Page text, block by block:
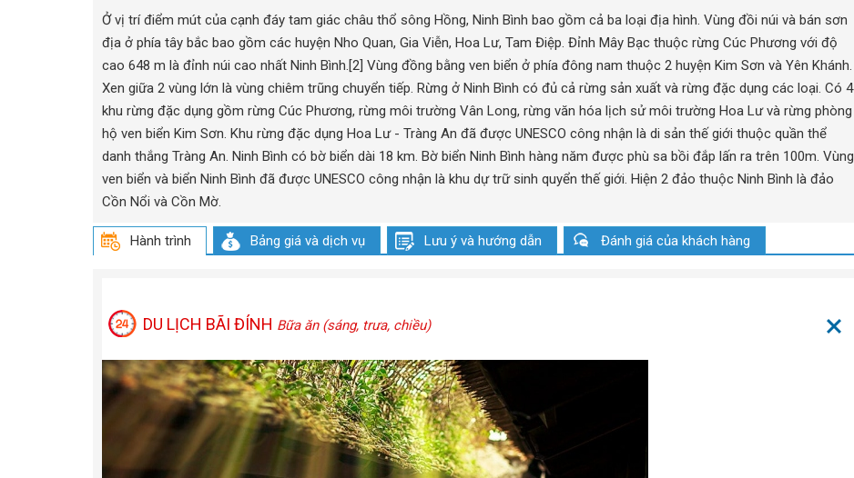
Ở vị trí điểm mút của cạnh đáy tam giác châu thổ sông Hồng, Ninh Bình bao gồm cả ba loại địa hình. Vùng đồi núi và bán sơn
địa ở phía tây bắc bao gồm các huyện Nho Quan, Gia Viễn, Hoa Lư, Tam Điệp. Đỉnh Mây Bạc thuộc rừng Cúc Phương với độ
cao 648 m là đỉnh núi cao nhất Ninh Bình.[2] Vùng đồng bằng ven biển ở phía đông nam thuộc 2 huyện Kim Sơn và Yên Khánh.
Xen giữa 2 vùng lớn là vùng chiêm trũng chuyển tiếp. Rừng ở Ninh Bình có đủ cả rừng sản xuất và rừng đặc dụng các loại. Có 4
khu rừng đặc dụng gồm rừng Cúc Phương, rừng môi trường Vân Long, rừng văn hóa lịch sử môi trường Hoa Lư và rừng phòng
hộ ven biển Kim Sơn. Khu rừng đặc dụng Hoa Lư - Tràng An đã được UNESCO công nhận là di sản thế giới thuộc quần thể
danh thắng Tràng An. Ninh Bình có bờ biển dài 18 km. Bờ biển Ninh Bình hàng năm được phù sa bồi đắp lấn ra trên 100m. Vùng
ven biển và biển Ninh Bình đã được UNESCO công nhận là khu dự trữ sinh quyển thế giới. Hiện 2 đảo thuộc Ninh Bình là đảo
Cồn Nổi và Cồn Mờ.
Hành trình Bảng giá và dịch vụ Lưu ý và hướng dẫn Đánh giá của khách hàng
DU LỊCH BÃI ĐÍNH Bữa ăn (sáng, trưa, chiều)